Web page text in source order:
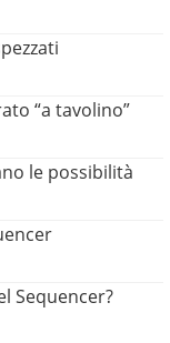
“a tavolino”
le possibilità
Sequencer?